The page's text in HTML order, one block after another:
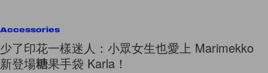
Accessories
少了印花一樣迷人：小眾女生也愛上 Marimekko
新登場糖果手袋 Karla！